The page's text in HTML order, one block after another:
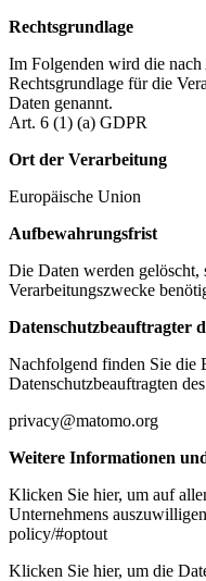
Rechtsgrundlage
Im Folgenden wird die
Rechtsgrundlage für die
Daten genannt.
Art. 6 (1) (a) GDPR
Ort der Verarbeitung
Europäische Union
Aufbewahrungsfrist
Die Daten werden
Verarbeitungszwecke
Datenschutzbeauftragter
Nachfolgend finden Sie die
Datenschutzbeauftragten
privacy@matomo.org
Weitere Informationen
Klicken Sie hier, um auf
Unternehmens
policy/#optout
Klicken Sie hier, um die